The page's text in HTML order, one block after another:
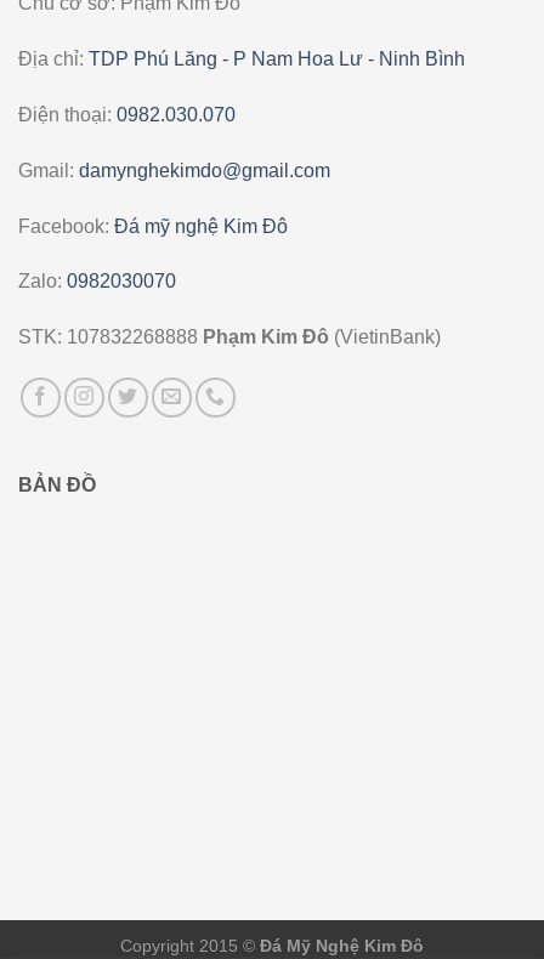
Địa chỉ: TDP Phú Lăng - P Nam Hoa Lư - Ninh Bình
Điện thoại: 0982.030.070
Gmail: damynghekimdo@gmail.com
Facebook: Đá mỹ nghệ Kim Đô
Zalo: 0982030070
STK: 107832268888 Phạm Kim Đô (VietinBank)
BẢN ĐỒ
Copyright 2015 © Đá Mỹ Nghệ Kim Đô